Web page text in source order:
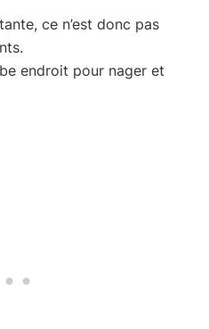
ce n’est donc pas
endroit pour nager et